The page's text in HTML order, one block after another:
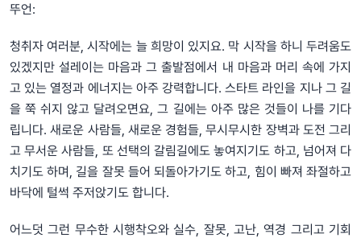
뚜언:
청취자 여러분, 시작에는 늘 희망이 있지요. 막 시작을 하니 두려움도
있겠지만 설레이는 마음과 그 출발점에서 내 마음과 머리 속에 가지
고 있는 열정과 에너지는 아주 강력합니다. 스타트 라인을 지나 그 길
을 쭉 쉬지 않고 달려오면요, 그 길에는 아주 많은 것들이 나를 기다
립니다. 새로운 사람들, 새로운 경험들, 무시무시한 장벽과 도전 그리
고 무서운 사람들, 또 선택의 갈림길에도 놓여지기도 하고, 넘어져 다
치기도 하며, 길을 잘못 들어 되돌아가기도 하고, 힘이 빠져 좌절하고
바닥에 털썩 주저앉기도 합니다.
어느덧 그런 무수한 시행착오와 실수, 잘못, 고난, 역경 그리고 기회